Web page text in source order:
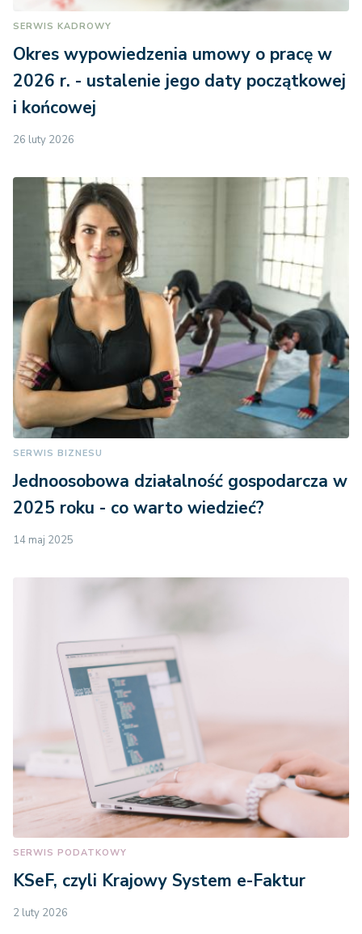
SERWIS KADROWY
Okres wypowiedzenia umowy o pracę w
2026 r. - ustalenie jego daty początkowej
i końcowej
26 luty 2026
SERWIS BIZNESU
Jednoosobowa działalność gospodarcza w
2025 roku - co warto wiedzieć?
14 maj 2025
SERWIS PODATKOWY
KSeF, czyli Krajowy System e-Faktur
2 luty 2026